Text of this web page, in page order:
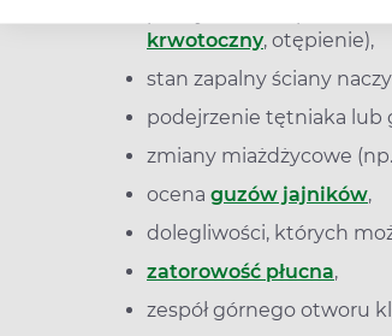
podejrzenie
krwotoczny, otępienie),
stan zapalny ściany
podejrzenie tętniaka lub
zmiany miażdżycowe
ocena guzów jajników,
dolegliwości, których
zatorowość płucna,
zespół górnego otworu